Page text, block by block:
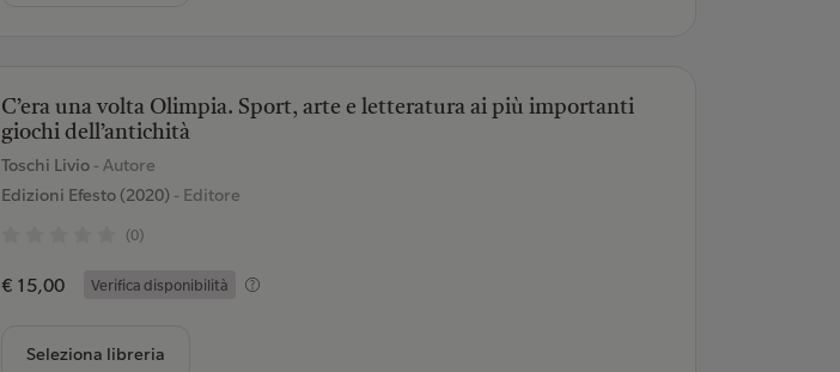
C’era una volta Olimpia. Sport, arte e letteratura ai più importanti
giochi dell’antichità
Toschi Livio - Autore
Edizioni Efesto (2020)- Editore
(0)
€ 15,00 Verifica disponibilità
Seleziona libreria